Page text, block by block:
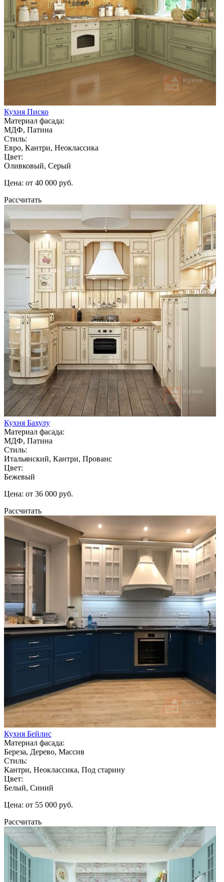
Кухня Писко
Материал фасада:
МДФ, Патина
Стиль:
Евро, Кантри, Неоклассика
Цвет:
Оливковый, Серый
Цена: от 40 000 руб.
Рассчитать
Кухня Бахулу
Материал фасада:
МДФ, Патина
Стиль:
Итальянский, Кантри, Прованс
Цвет:
Бежевый
Цена: от 36 000 руб.
Рассчитать
Кухня Бейлис
Материал фасада:
Береза, Дерево, Массив
Стиль:
Кантри, Неоклассика, Под старину
Цвет:
Белый, Синий
Цена: от 55 000 руб.
Рассчитать